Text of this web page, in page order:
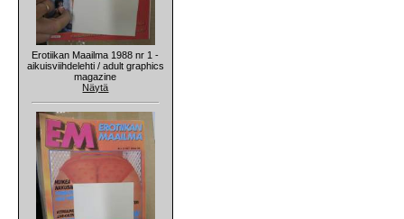
Erotiikan Maailma 1988 nr 1 -
aikuisviihdelehti / adult graphics
magazine
Näytä